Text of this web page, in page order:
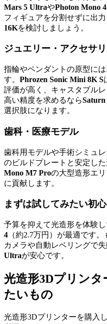
Mars 5 UltraやPhoton Mono
フィギュアを分割せずに出
16Kを検討しましょう。
ジュエリー・アクセサ
指輪やペンダントの原型に
す。 Phrozen Sonic Mini 8K S
評価が高く、キャスタブル
高い精度を求めるなら
選択肢になります。
歯科・医療モデル
歯科用モデルや手術シミュ
のビルドプレートと安定した
Mono M7 Proの大型造形エ
に貢献します。
まずは試してみたい初
予算を抑えて光造形を体験
4 （約2.7万円）が最適です
カメラや自動レベリングで
Ultraが安心です。
光造形3Dプリンタ
たいもの
光造形3Dプリンターを購入